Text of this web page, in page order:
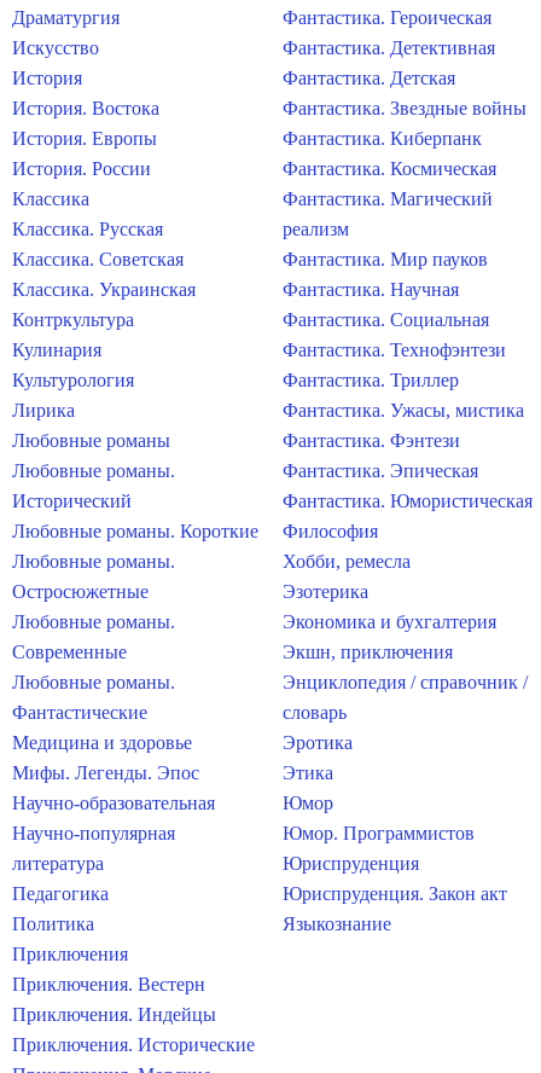
Драматургия
Искусство
История
История. Востока
История. Европы
История. России
Классика
Классика. Русская
Классика. Советская
Классика. Украинская
Контркультура
Кулинария
Культурология
Лирика
Любовные романы
Любовные романы.
Исторический
Любовные романы. Короткие
Любовные романы.
Остросюжетные
Любовные романы.
Современные
Любовные романы.
Фантастические
Медицина и здоровье
Мифы. Легенды. Эпос
Научно-образовательная
Научно-популярная
литература
Педагогика
Политика
Приключения
Приключения. Вестерн
Приключения. Индейцы
Приключения. Исторические
Фантастика. Героическая
Фантастика. Детективная
Фантастика. Детская
Фантастика. Звездные войны
Фантастика. Киберпанк
Фантастика. Космическая
Фантастика. Магический
реализм
Фантастика. Мир пауков
Фантастика. Научная
Фантастика. Социальная
Фантастика. Технофэнтези
Фантастика. Триллер
Фантастика. Ужасы, мистика
Фантастика. Фэнтези
Фантастика. Эпическая
Фантастика. Юмористическая
Философия
Хобби, ремесла
Эзотерика
Экономика и бухгалтерия
Экшн, приключения
Энциклопедия / справочник /
словарь
Эротика
Этика
Юмор
Юмор. Программистов
Юриспруденция
Юриспруденция. Закон акт
Языкознание